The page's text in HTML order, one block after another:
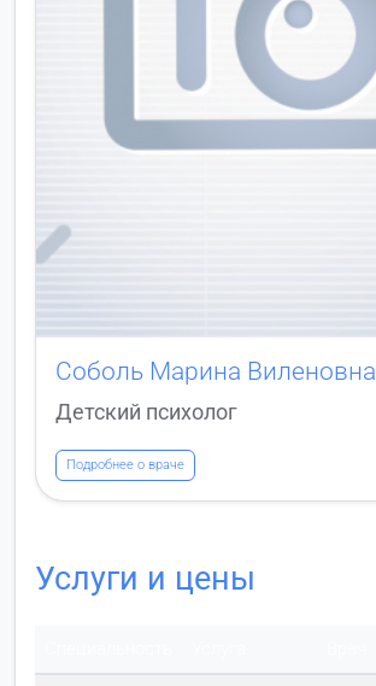
Соболь Марина Виленовна
Детский психолог
Подробнее о враче
Услуги и цены